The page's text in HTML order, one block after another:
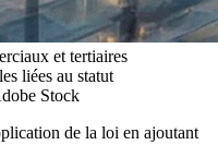
et tertiaires
liées au statut
Stock
de la loi en ajoutant